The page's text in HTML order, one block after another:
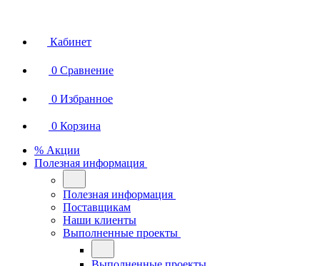
Кабинет
0 Сравнение
0 Избранное
0 Корзина
% Акции
Полезная информация
Полезная информация
Поставщикам
Наши клиенты
Выполненные проекты